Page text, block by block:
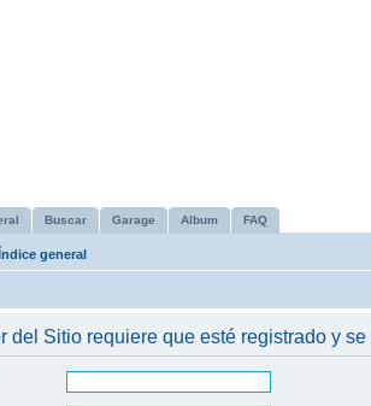
Buscar Garage Album FAQ
general
del Sitio requiere que esté registrado y